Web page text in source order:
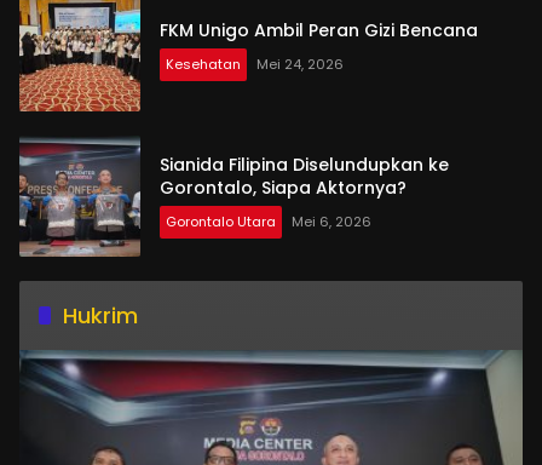
FKM Unigo Ambil Peran Gizi Bencana
Kesehatan Mei 24, 2026
Sianida Filipina Diselundupkan ke
Gorontalo, Siapa Aktornya?
Gorontalo Utara Mei 6, 2026
Hukrim